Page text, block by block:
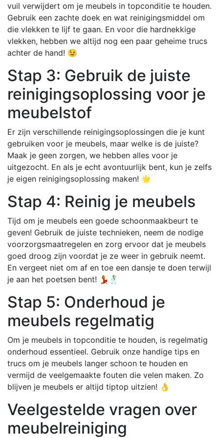
vuil verwijdert om je meubels in topconditie te houden.
Gebruik een zachte doek en wat reinigingsmiddel om
die vlekken te lijf te gaan. En voor die hardnekkige
vlekken, hebben we altijd nog een paar geheime trucs
achter de hand! 😉
Stap 3: Gebruik de juiste
reinigingsoplossing voor je
meubelstof
Er zijn verschillende reinigingsoplossingen die je kunt
gebruiken voor je meubels, maar welke is de juiste?
Maak je geen zorgen, we hebben alles voor je
uitgezocht. En als je echt avontuurlijk bent, kun je zelfs
je eigen reinigingsoplossing maken! 🌟
Stap 4: Reinig je meubels
Tijd om je meubels een goede schoonmaakbeurt te
geven! Gebruik de juiste technieken, neem de nodige
voorzorgsmaatregelen en zorg ervoor dat je meubels
goed droog zijn voordat je ze weer in gebruik neemt.
En vergeet niet om af en toe een dansje te doen terwijl
je aan het poetsen bent! 💃🕺
Stap 5: Onderhoud je
meubels regelmatig
Om je meubels in topconditie te houden, is regelmatig
onderhoud essentieel. Gebruik onze handige tips en
trucs om je meubels langer schoon te houden en
vermijd de veelgemaakte fouten die velen maken. Zo
blijven je meubels er altijd tiptop uitzien! 👌
Veelgestelde vragen over
meubelreiniging